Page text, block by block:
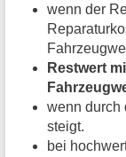
wenn der
Restwert
wenn durch
steigt.
bei